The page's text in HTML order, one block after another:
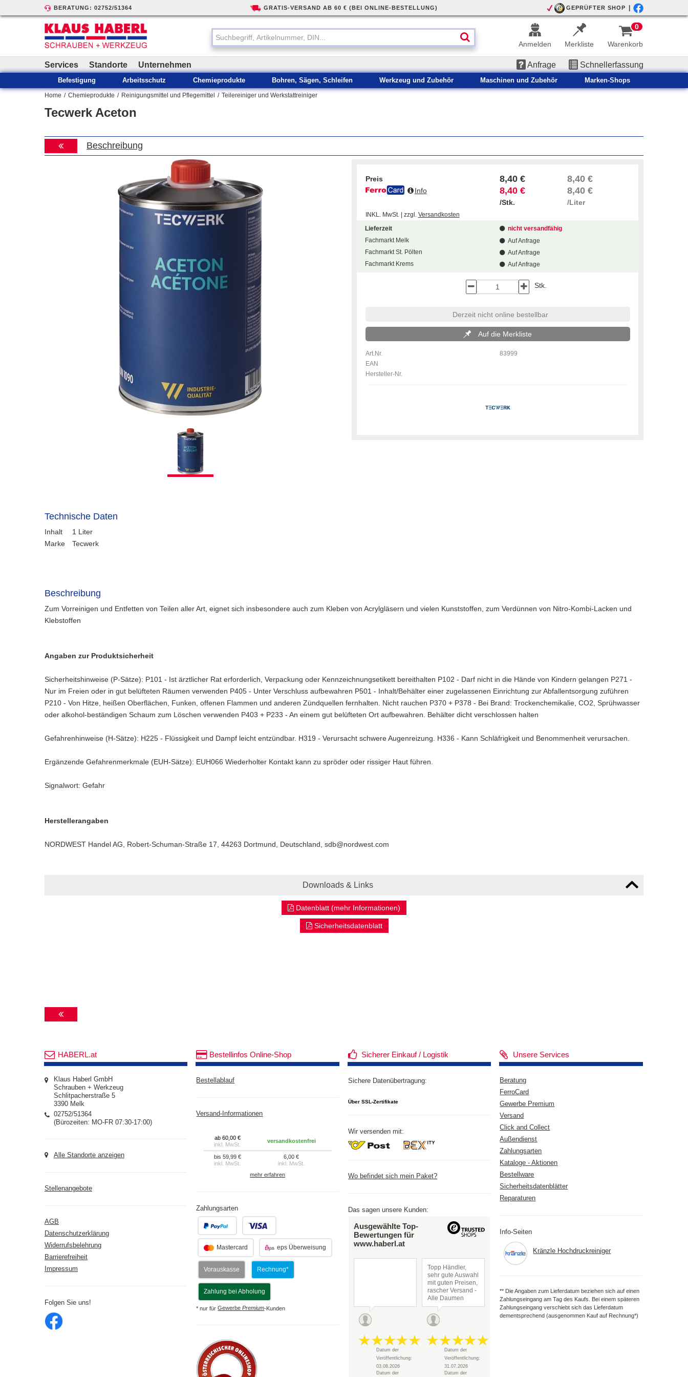
BERATUNG: 02752/51364 GRATIS-VERSAND AB 60 € (BEI ONLINE-BESTELLUNG) GEPRÜFTER SHOP
Anmelden Merkliste Warenkorb
0
Services Standorte Unternehmen Anfrage Schnellerfassung
Befestigung Arbeitsschutz Chemieprodukte Bohren, Sägen, Schleifen Werkzeug und Zubehör Maschinen und Zubehör Marken-Shops
Home / Chemieprodukte / Reinigungsmittel und Pflegemittel / Teilereiniger und Werkstattreiniger
Tecwerk Aceton
Beschreibung
Preis 8,40 € 8,40 €
Info 8,40 € 8,40 €
/Stk. /Liter
INKL. MwSt. | zzgl. Versandkosten
Lieferzeit
nicht versandfähig
Fachmarkt Melk
Auf Anfrage
Fachmarkt St. Pölten
Auf Anfrage
Fachmarkt Krems
Auf Anfrage
Stk.
Derzeit nicht online bestellbar
Auf die Merkliste
Art.Nr.
83999
EAN
Hersteller-Nr.
Technische Daten
Inhalt
Marke
1 Liter
Tecwerk
Beschreibung
Zum Vorreinigen und Entfetten von Teilen aller Art, eignet sich insbesondere auch zum Kleben von Acrylgläsern und vielen Kunststoffen, zum Verdünnen von Nitro-Kombi-Lacken und
Klebstoffen
Angaben zur Produktsicherheit
Sicherheitshinweise (P-Sätze): P101 - Ist ärztlicher Rat erforderlich, Verpackung oder Kennzeichnungsetikett bereithalten P102 - Darf nicht in die Hände von Kindern gelangen P271 -
Nur im Freien oder in gut belüfteten Räumen verwenden P405 - Unter Verschluss aufbewahren P501 - Inhalt/Behälter einer zugelassenen Einrichtung zur Abfallentsorgung zuführen
P210 - Von Hitze, heißen Oberflächen, Funken, offenen Flammen und anderen Zündquellen fernhalten. Nicht rauchen P370 + P378 - Bei Brand: Trockenchemikalie, CO2, Sprühwasser
oder alkohol-beständigen Schaum zum Löschen verwenden P403 + P233 - An einem gut belüfteten Ort aufbewahren. Behälter dicht verschlossen halten
Gefahrenhinweise (H-Sätze): H225 - Flüssigkeit und Dampf leicht entzündbar. H319 - Verursacht schwere Augenreizung. H336 - Kann Schläfrigkeit und Benommenheit verursachen.
Ergänzende Gefahrenmerkmale (EUH-Sätze): EUH066 Wiederholter Kontakt kann zu spröder oder rissiger Haut führen.
Signalwort: Gefahr
Herstellerangaben
NORDWEST Handel AG, Robert-Schuman-Straße 17, 44263 Dortmund, Deutschland, sdb@nordwest.com
Downloads & Links
Datenblatt (mehr Informationen)
Sicherheitsdatenblatt
HABERL.at
Klaus Haberl GmbH
Schrauben + Werkzeug
Schlitpacherstraße 5
3390 Melk
02752/51364
(Bürozeiten: MO-FR 07:30-17:00)
Alle Standorte anzeigen
Stellenangebote
AGB
Datenschutzerklärung
Widerrufsbelehrung
Barrierefreiheit
Impressum
Folgen Sie uns!
Bestellinfos Online-Shop
Bestellablauf
Versand-Informationen
ab 60,00 €
inkl. MwSt.
versandkostenfrei
bis 59,99 €
inkl. MwSt.
6,00 €
inkl. MwSt.
mehr erfahren
Zahlungsarten
Mastercard eps Überweisung
Vorauskasse Rechnung*
Zahlung bei Abholung
* nur fürGewerbePremium-Kunden
Sicherer Einkauf / Logistik
Sichere Datenübertragung:
Über SSL-Zertifikate
Wir versenden mit:
Wo befindet sich mein Paket?
Das sagen unsere Kunden:
Ausgewählte Top-
Bewertungen für
www.haberl.at
Datum der
Veröffentlichung:
03.08.2026
Datum der
Topp Händler,
sehr gute Auswahl
mit guten Preisen,
rascher Versand -
Alle Daumen
hoch!
Datum der
Veröffentlichung:
31.07.2026
Datum der
Unsere Services
Beratung
FerroCard
Gewerbe Premium
Versand
Click and Collect
Außendienst
Zahlungsarten
Kataloge - Aktionen
Bestellware
Sicherheitsdatenblätter
Reparaturen
Info-Seiten
Kränzle Hochdruckreiniger
** Die Angaben zum Lieferdatum beziehen sich auf einen
Zahlungseingang am Tag des Kaufs. Bei einem späteren
Zahlungseingang verschiebt sich das Lieferdatum
dementsprechend (ausgenommen Kauf auf Rechnung*)